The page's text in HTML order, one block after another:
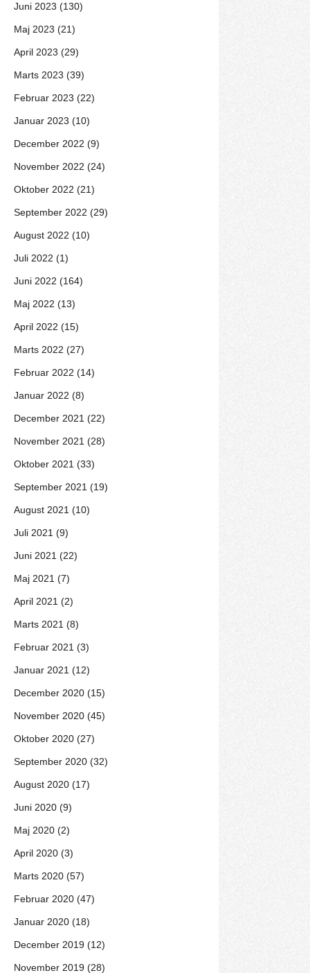
Juni 2023 (130)
Maj 2023 (21)
April 2023 (29)
Marts 2023 (39)
Februar 2023 (22)
Januar 2023 (10)
December 2022 (9)
November 2022 (24)
Oktober 2022 (21)
September 2022 (29)
August 2022 (10)
Juli 2022 (1)
Juni 2022 (164)
Maj 2022 (13)
April 2022 (15)
Marts 2022 (27)
Februar 2022 (14)
Januar 2022 (8)
December 2021 (22)
November 2021 (28)
Oktober 2021 (33)
September 2021 (19)
August 2021 (10)
Juli 2021 (9)
Juni 2021 (22)
Maj 2021 (7)
April 2021 (2)
Marts 2021 (8)
Februar 2021 (3)
Januar 2021 (12)
December 2020 (15)
November 2020 (45)
Oktober 2020 (27)
September 2020 (32)
August 2020 (17)
Juni 2020 (9)
Maj 2020 (2)
April 2020 (3)
Marts 2020 (57)
Februar 2020 (47)
Januar 2020 (18)
December 2019 (12)
November 2019 (28)